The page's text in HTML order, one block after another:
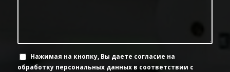
Нажимая на кнопку, Вы даете согласие на
обработку персональных данных в соответствии с